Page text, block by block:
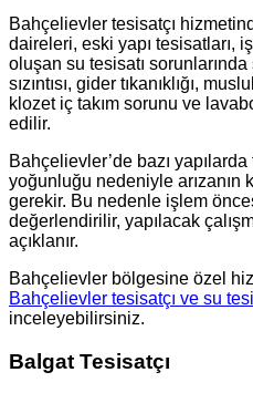
Bahçelievler tesisatçı
daireleri, eski yapı tesisatları,
oluşan su tesisatı
sızıntısı, gider tıkanıklığı,
klozet iç takım sorunu ve
edilir.
Bahçelievler’de bazı
yoğunluğu nedeniyle arızanın
gerekir. Bu nedenle işlem
değerlendirilir, yapılacak
açıklanır.
Bahçelievler bölgesine özel
Bahçelievler tesisatçı ve su
inceleyebilirsiniz.
Balgat Tesisatçı